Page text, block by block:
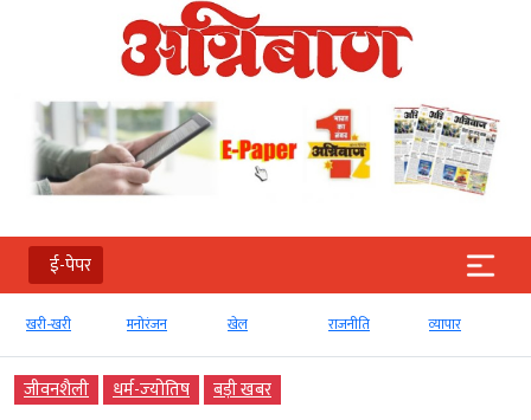
ई-पेपर
खरी-खरी मनोरंजन खेल राजनीति व्‍यापार
जीवनशैली धर्म-ज्‍योतिष बड़ी खबर